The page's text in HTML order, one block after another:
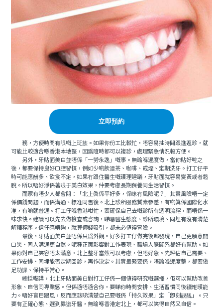
立即預約
務，方便時間有限嘅上班族。如果你份工比較忙，唔容易抽時間跟進返診，就
可能比較適合喺香港本地整，因爲隨時都可以複診，處理緊急情況較方便。
另外，牙貼面美白並唔係「一勞永逸」嘅事。無論喺邊度做，當你貼好咗之
後，都要保持良好口腔習慣，例如少啲飲濃茶、咖啡、戒煙、定期洗牙。打工仔平
時可能應酬多、飲食不定，如果冇跟住醫生嘅護理建議，牙貼面就容易變黃或者鬆
脫。所以唔好淨係著眼于美白效果，仲要考慮長期保養同生活習慣。
而家有唔少人都會問：「北上真係平好多，係咪冇風險呢？」其實風險唔一定
係價錢問題，而係溝通、標准同售後。北上診所服務質素參差，有啲真係國際化水
准，有啲就普通。打工仔喺香港咁忙，要確保自己去嘅診所有透明流程，而唔係一
味求快。建議可以先去做檢查或咨詢，睇嚇醫生態度、診所環境、同埋有沒有清楚
解釋程序。信任感唔夠，就算價錢吸引，都未必值得冒險。
最後，牙貼面美白並唔係只爲外觀。好多打工仔做完後都發現，自己更願意開
口笑、同人溝通更自然。呢種正面影響對工作表現、職場人際關系都好有幫助。如
果你對自己笑容唔太滿意，北上整牙當然可以考慮，但唔好急。先評估自己需要、
工作安排、同埋能否定期回診，再作決定。其實最緊要係，唔論喺邊度整，都要做
足功課、保持平常心。
總括嚟講，北上牙貼面美白對打工仔係一個值得研究嘅選擇，佢可以幫助改善
形象、自信同專業感。但係適唔適合你，要睇你時間安排、生活習慣同後續維護能
力。唔好盲目跟風，反而應該睇清楚自己要嘅係「持久效果」定「即刻靓靓」。只
要有正確心態、選到靠譜牙醫，無論喺香港定北上，都可以笑得自然又自信。